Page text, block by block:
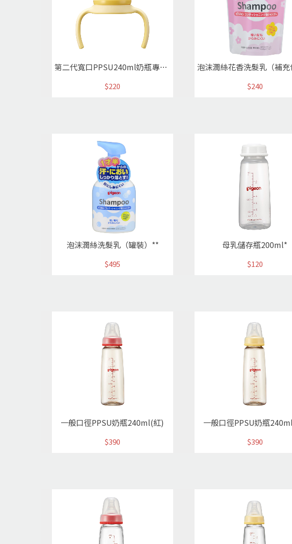
第二代寬口PPSU240ml奶瓶專用握把栓蓋組(黃)
$220
泡沫潤絲花香洗髮乳（補
$240
泡沫潤絲洗髮乳（罐裝）**
$495
母乳儲存瓶200ml*
$120
一般口徑PPSU奶瓶240ml(紅)
$390
一般口徑PPSU奶瓶
$390